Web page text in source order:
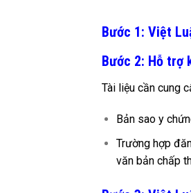
Bước 1: Việt
Bước 2: Hỗ trợ
Tài liệu cần cung
Bản sao y
Trường hợp
văn bản chấp